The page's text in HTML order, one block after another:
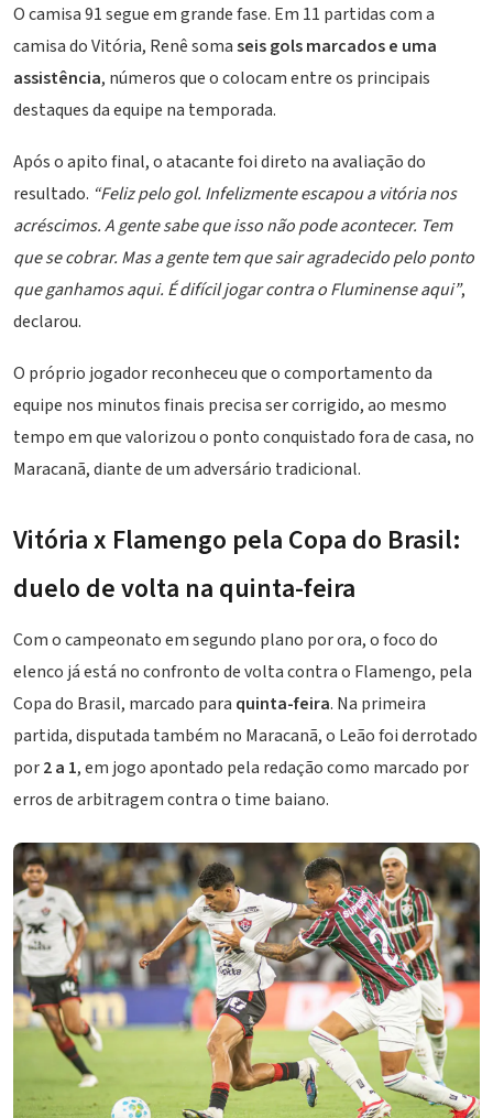
O camisa 91 segue em grande fase. Em 11 partidas com a
camisa do Vitória, Renê somaseis gols marcados e uma
assistência, números que o colocam entre os principais
destaques da equipe na temporada.
Após o apito final, o atacante foi direto na avaliação do
resultado. “Feliz pelo gol. Infelizmente escapou a vitória nos
acréscimos. A gente sabe que isso não pode acontecer. Tem
que se cobrar. Mas a gente tem que sair agradecido pelo ponto
que ganhamos aqui. É difícil jogar contra o Fluminense aqui”,
declarou.
O próprio jogador reconheceu que o comportamento da
equipe nos minutos finais precisa ser corrigido, ao mesmo
tempo em que valorizou o ponto conquistado fora de casa, no
Maracanã, diante de um adversário tradicional.
Vitória x Flamengo pela Copa do Brasil:
duelo de volta na quinta-feira
Com o campeonato em segundo plano por ora, o foco do
elenco já está no confronto de volta contra o Flamengo, pela
Copa do Brasil, marcado para quinta-feira. Na primeira
partida, disputada também no Maracanã, o Leão foi derrotado
por2 a 1, em jogo apontado pela redação como marcado por
erros de arbitragem contra o time baiano.